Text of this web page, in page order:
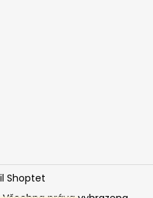
Shoptet